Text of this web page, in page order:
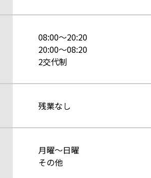
08:00～20:20
20:00～08:20
2交代制
残業なし
月曜～日曜
その他